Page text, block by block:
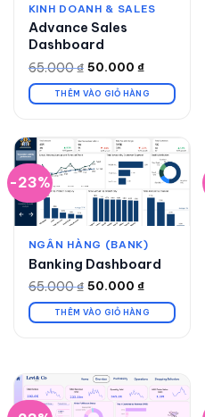
KINH DOANH & SALES
Advance Sales
Dashboard
65.000₫
Giá
gốc
là:
65.000 ₫.
50.000 ₫
Giá
hiện
tại
là:
THÊM VÀO GIỎ HÀNG
-23%
NGÂN HÀNG (BANK)
Banking Dashboard
65.000₫
Giá
gốc
là:
65.000 ₫.
50.000 ₫
Giá
hiện
tại
là:
THÊM VÀO GIỎ HÀNG